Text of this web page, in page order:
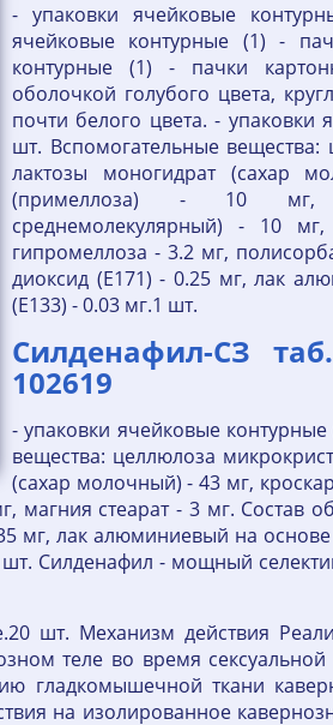
- упаковки ячейковые
ячейковые контурные (1) -
контурные (1) - пачки
оболочкой голубого цвета,
почти белого цвета. - упаковки
шт. Вспомогательные вещества:
лактозы моногидрат (сахар
(примеллоза) - 10 мг,
среднемолекулярный) - 10
гипромеллоза - 3.2 мг,
диоксид (E171) - 0.25 мг, лак
(E133) - 0.03 мг.1 шт.
Силденафил-СЗ
102619
- упаковки ячейковые
вещества: целлюлоза
(сахар молочный) - 43 мг,
стеарат - 3 мг. Состав
мг, лак алюминиевый на
Силденафил - мощный
шт. Механизм действия
теле во время
гладкомышечной ткани
на изолированное